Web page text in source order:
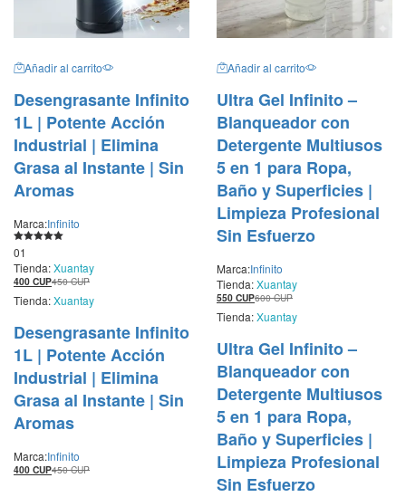
Añadir al carrito
Desengrasante Infinito
1L | Potente Acción
Industrial | Elimina
Grasa al Instante | Sin
Aromas
Marca:Infinito
Valorado con
5.00
de 5
01
Tienda:Xuantay
400 CUP450CUP
Tienda:Xuantay
Desengrasante Infinito
1L | Potente Acción
Industrial | Elimina
Grasa al Instante | Sin
Aromas
Marca:Infinito
400 CUP450CUP
Añadir al carrito
Ultra Gel Infinito –
Blanqueador con
Detergente Multiusos
5 en 1 para Ropa,
Baño y Superficies |
Limpieza Profesional
Sin Esfuerzo
Marca:Infinito
Tienda:Xuantay
550 CUP600CUP
Tienda:Xuantay
Ultra Gel Infinito –
Blanqueador con
Detergente Multiusos
5 en 1 para Ropa,
Baño y Superficies |
Limpieza Profesional
Sin Esfuerzo